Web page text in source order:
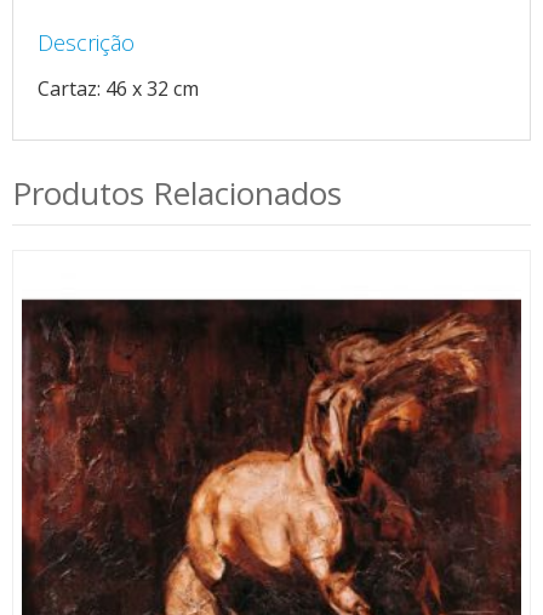
Descrição
Cartaz: 46 x 32 cm
Produtos Relacionados